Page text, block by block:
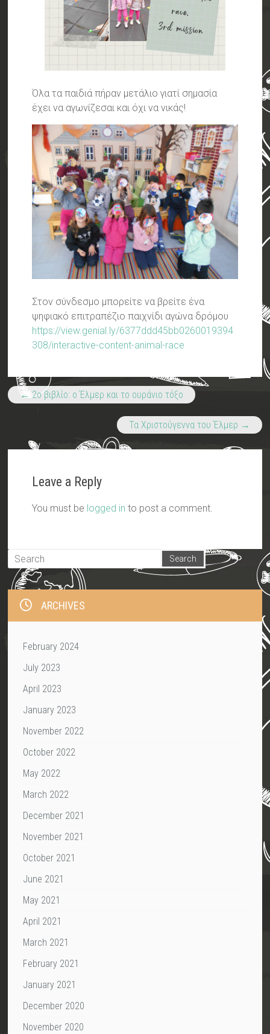
Όλα τα παιδιά πήραν μετάλιο γιατί σημασία
έχει να αγωνίζεσαι και όχι να νικάς!
Στον σύνδεσμο μπορείτε να βρείτε ένα
ψηφιακό επιτραπέζιο παιχνίδι αγώνα δρόμου
https://view.genial.ly/6377ddd45bb0260019394
308/interactive-content-animal-race
← 2ο βιβλίο: ο Έλμερ και το ουράνιο τόξο
Τα Χριστούγεννα του Έλμερ →
Leave a Reply
You must be logged in to post a comment.
ARCHIVES
February 2024
July 2023
April 2023
January 2023
November 2022
October 2022
May 2022
March 2022
December 2021
November 2021
October 2021
June 2021
May 2021
April 2021
March 2021
February 2021
January 2021
December 2020
November 2020